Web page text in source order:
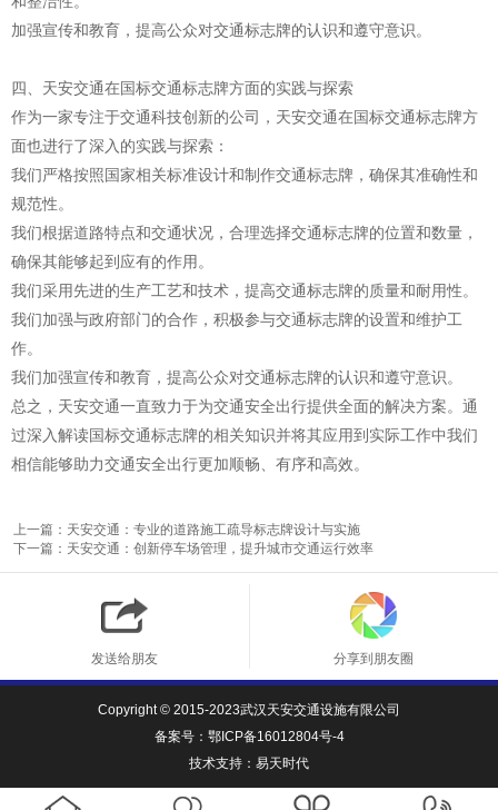
加强宣传和教育，提高公众对交通标志牌的认识和遵守意识。
四、天安交通在国标交通标志牌方面的实践与探索
作为一家专注于交通科技创新的公司，天安交通在国标交通标志牌方
面也进行了深入的实践与探索：
我们严格按照国家相关标准设计和制作交通标志牌，确保其准确性和
规范性。
我们根据道路特点和交通状况，合理选择交通标志牌的位置和数量，
确保其能够起到应有的作用。
我们采用先进的生产工艺和技术，提高交通标志牌的质量和耐用性。
我们加强与政府部门的合作，积极参与交通标志牌的设置和维护工
作。
我们加强宣传和教育，提高公众对交通标志牌的认识和遵守意识。
总之，天安交通一直致力于为交通安全出行提供全面的解决方案。通
过深入解读国标交通标志牌的相关知识并将其应用到实际工作中我们
相信能够助力交通安全出行更加顺畅、有序和高效。
上一篇：天安交通：专业的道路施工疏导标志牌设计与实施
下一篇：天安交通：创新停车场管理，提升城市交通运行效率
发送给朋友 分享到朋友圈
Copyright © 2015-2023武汉天安交通设施有限公司
备案号： 鄂ICP备16012804号-4
技术支持： 易天时代